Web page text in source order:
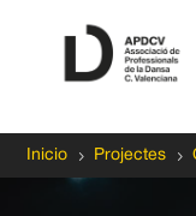
Inicio 5 Projectes 5